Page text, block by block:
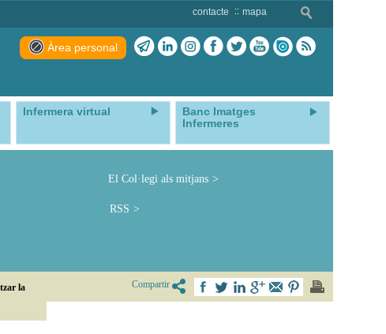
contacte mapa
Àrea personal
Infermera virtual
Banc Imatges
Infermeres
El Col·legi als mitjans
RSS
la
Compartir